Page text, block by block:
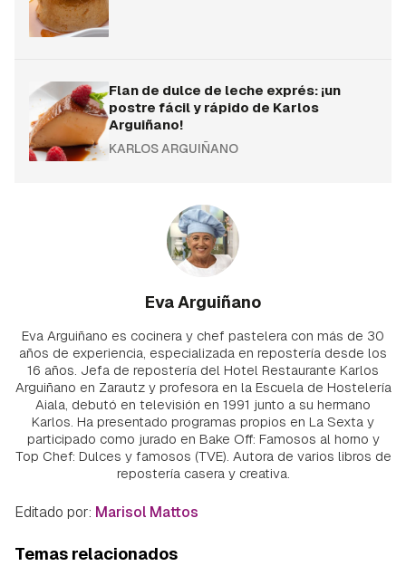
Flan de dulce de leche exprés: ¡un
postre fácil y rápido de Karlos
Arguiñano!
KARLOS ARGUIÑANO
Eva Arguiñano
Eva Arguiñano es cocinera y chef pastelera con más de 30
años de experiencia, especializada en repostería desde los
16 años. Jefa de repostería del Hotel Restaurante Karlos
Arguiñano en Zarautz y profesora en la Escuela de Hostelería
Aiala, debutó en televisión en 1991 junto a su hermano
Karlos. Ha presentado programas propios en La Sexta y
participado como jurado en Bake Off: Famosos al horno y
Top Chef: Dulces y famosos (TVE). Autora de varios libros de
repostería casera y creativa.
Editado por: Marisol Mattos
Temas relacionados